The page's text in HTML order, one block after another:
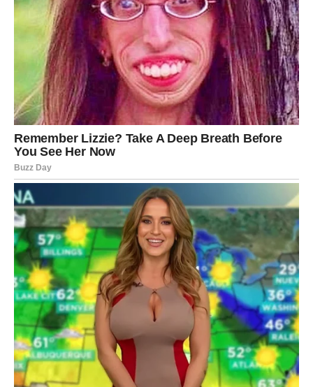
konačnici, njegova priča je podsećanje na to koliko je važno
sačuvati privatnost i uživati u malim stvarima koje život čine
vrednim.